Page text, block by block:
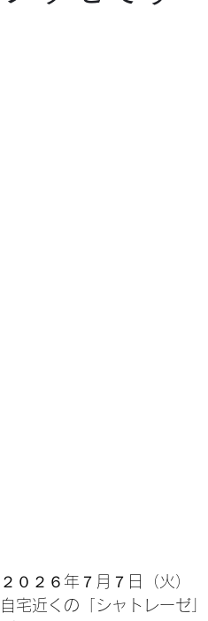
２０２６年７月７日（火）
自宅近くの「シャトレーゼ